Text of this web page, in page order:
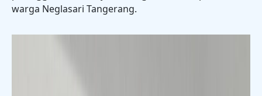
warga Neglasari Tangerang.